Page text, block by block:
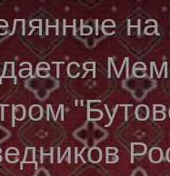
на